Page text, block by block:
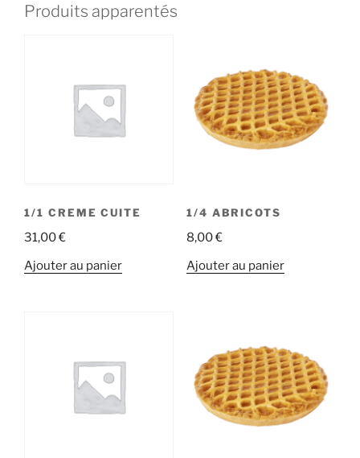
Produits apparentés
1/1 CREME CUITE
31,00€
Ajouter au panier
1/4 ABRICOTS
8,00€
Ajouter au panier